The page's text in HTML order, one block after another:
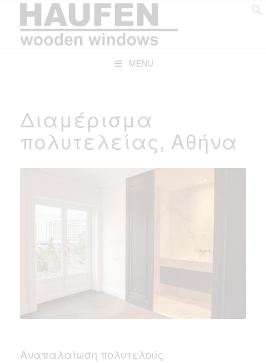
MENU
Διαμέρισμα
πολυτελείας, Αθήνα
Αναπαλαίωση πολυτελούς